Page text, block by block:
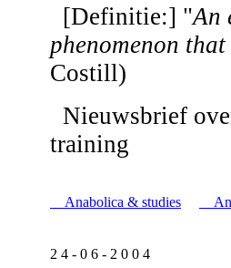
[Definitie:] "An
phenomenon
Costill)
Nieuwsbrief
training
Anabolica & studies
2 4 - 0 6 - 2 0 0 4